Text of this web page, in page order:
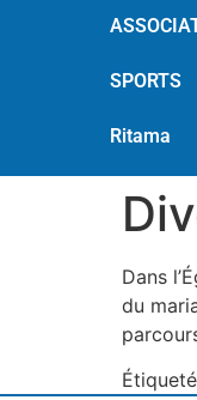
SPORTS
Ritama
Dans
du
Étiqueté